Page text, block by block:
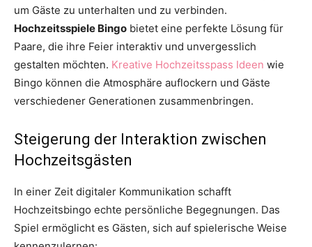
um Gäste zu unterhalten und zu verbinden.
Hochzeitsspiele Bingo bietet eine perfekte Lösung für
Paare, die ihre Feier interaktiv und unvergesslich
gestalten möchten. Kreative Hochzeitsspass Ideen wie
Bingo können die Atmosphäre auflockern und Gäste
verschiedener Generationen zusammenbringen.
Steigerung der Interaktion zwischen
Hochzeitsgästen
In einer Zeit digitaler Kommunikation schafft
Hochzeitsbingo echte persönliche Begegnungen. Das
Spiel ermöglicht es Gästen, sich auf spielerische Weise